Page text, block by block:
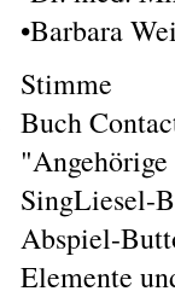
•Barbara
Stimme
Buch
SingLiesel-
Abspiel-
Elemente